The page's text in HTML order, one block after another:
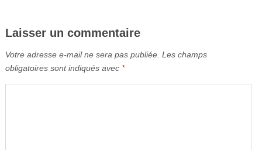
Laisser un commentaire
Votre adresse e-mail ne sera pas publiée. Les champs
obligatoires sont indiqués avec *